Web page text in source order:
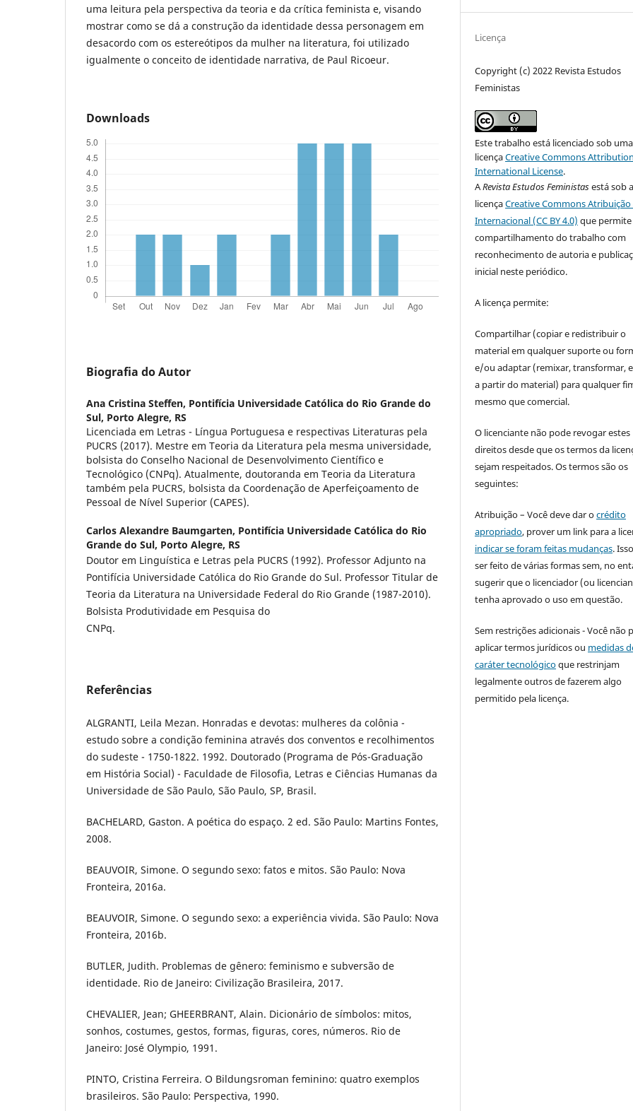
uma leitura pela perspectiva da teoria e da crítica feminista e, visando
mostrar como se dá a construção da identidade dessa personagem em
desacordo com os estereótipos da mulher na literatura, foi utilizado
igualmente o conceito de identidade narrativa, de Paul Ricoeur.
Downloads
Biografia do Autor
Ana Cristina Steffen, Pontifícia Universidade Católica do Rio Grande do
Sul, Porto Alegre, RS
Licenciada em Letras - Língua Portuguesa e respectivas Literaturas pela
PUCRS (2017). Mestre em Teoria da Literatura pela mesma universidade,
bolsista do Conselho Nacional de Desenvolvimento Científico e
Tecnológico (CNPq). Atualmente, doutoranda em Teoria da Literatura
também pela PUCRS, bolsista da Coordenação de Aperfeiçoamento de
Pessoal de Nível Superior (CAPES).
Carlos Alexandre Baumgarten, Pontifícia Universidade Católica do Rio
Grande do Sul, Porto Alegre, RS
Doutor em Linguística e Letras pela PUCRS (1992). Professor Adjunto na
Pontifícia Universidade Católica do Rio Grande do Sul. Professor Titular de
Teoria da Literatura na Universidade Federal do Rio Grande (1987-2010).
Bolsista Produtividade em Pesquisa do
CNPq.
Referências
ALGRANTI, Leila Mezan. Honradas e devotas: mulheres da colônia -
estudo sobre a condição feminina através dos conventos e recolhimentos
do sudeste - 1750-1822. 1992. Doutorado (Programa de Pós-Graduação
em História Social) - Faculdade de Filosofia, Letras e Ciências Humanas da
Universidade de São Paulo, São Paulo, SP, Brasil.
BACHELARD, Gaston. A poética do espaço. 2 ed. São Paulo: Martins Fontes,
2008.
BEAUVOIR, Simone. O segundo sexo: fatos e mitos. São Paulo: Nova
Fronteira, 2016a.
BEAUVOIR, Simone. O segundo sexo: a experiência vivida. São Paulo: Nova
Fronteira, 2016b.
BUTLER, Judith. Problemas de gênero: feminismo e subversão de
identidade. Rio de Janeiro: Civilização Brasileira, 2017.
CHEVALIER, Jean; GHEERBRANT, Alain. Dicionário de símbolos: mitos,
sonhos, costumes, gestos, formas, figuras, cores, números. Rio de
Janeiro: José Olympio, 1991.
PINTO, Cristina Ferreira. O Bildungsroman feminino: quatro exemplos
brasileiros. São Paulo: Perspectiva, 1990.
Licença
Copyright (c) 2022 Revista Estudos
Feministas
Este trabalho está licenciado sob uma
licençaCreative Commons
International License.
ARevista Estudos Feministasestá sob a
licençaCreative Commons Atribuição
Internacional (CC BY 4.0) que
compartilhamento do trabalho com
reconhecimento de autoria e
inicial neste periódico.
A licença permite:
Compartilhar (copiar e redistribuir o
material em qualquer suporte ou
e/ou adaptar (remixar, transformar,
a partir do material) para qualquer
mesmo que comercial.
O licenciante não pode revogar estes
direitos desde que os termos da
sejam respeitados. Os termos são os
seguintes:
Atribuição – Você deve dar ocrédito
apropriado, prover um link para a
indicar se foram feitas mudanças.
ser feito de várias formas sem, no
sugerir que o licenciador (ou
tenha aprovado o uso em questão.
Sem restrições adicionais - Você não
aplicar termos jurídicos ou medidas
caráter tecnológicoque restrinjam
legalmente outros de fazerem algo
permitido pela licença.